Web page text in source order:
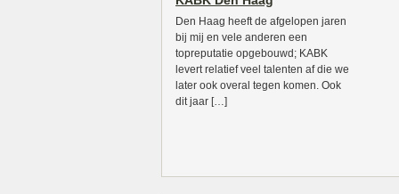
Den Haag heeft de afgelopen jaren
bij mij en vele anderen een
topreputatie opgebouwd; KABK
levert relatief veel talenten af die we
later ook overal tegen komen. Ook
dit jaar […]